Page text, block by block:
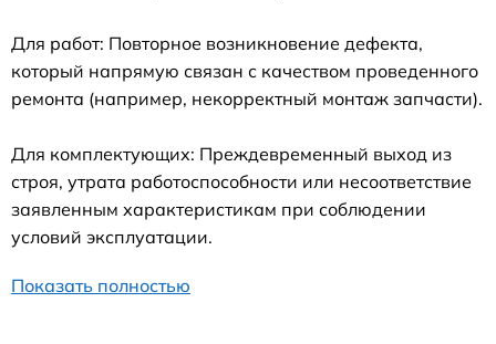
Для работ: Повторное возникновение дефекта,
который напрямую связан с качеством проведенного
ремонта (например, некорректный монтаж запчасти).
Для комплектующих: Преждевременный выход из
строя, утрата работоспособности или несоответствие
заявленным характеристикам при соблюдении
условий эксплуатации.
Показать полностью